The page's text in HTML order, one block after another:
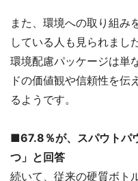
また、環境への取り組み
している人も見られました
環境配慮パッケージは単
ドの価値観や信頼性を伝
るようです。
■67.8％が、スパウトパ
つ」と回答
続いて、従来の硬質ボト